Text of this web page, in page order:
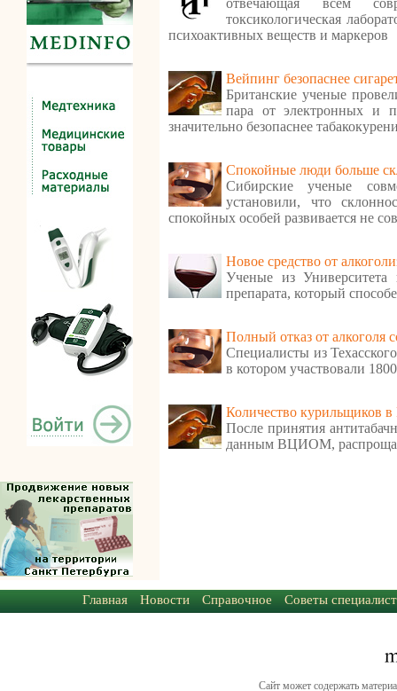
отвечающая всем
токсикологическая
психоактивных веществ и маркеров
Вейпинг безопаснее
Британские ученые
пара от электронных и
значительно безопаснее
Спокойные люди больше
Сибирские ученые
установили, что
спокойных особей развивается не
Новое средство от
Ученые из Университета
препарата, который
Полный отказ от алкоголя
Специалисты из
в котором участвовали
Количество курильщиков
После принятия
данным ВЦИОМ,
Главная Новости Справочное Советы
Сайт может содержать